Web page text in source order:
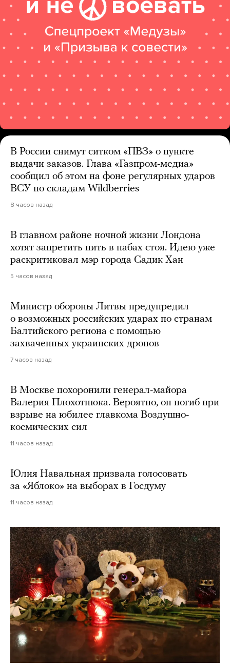
В России снимут ситком «ПВЗ» о пункте
выдачи заказов. Глава «Газпром-медиа»
сообщил об этом на фоне регулярных ударов
ВСУ по складам Wildberries
8 часов назад
В главном районе ночной жизни Лондона
хотят запретить пить в пабах стоя. Идею уже
раскритиковал мэр города Садик Хан
5 часов назад
Министр обороны Литвы предупредил
о возможных российских ударах по странам
Балтийского региона с помощью
захваченных украинских дронов
7 часов назад
В Москве похоронили генерал-майора
Валерия Плохотнюка. Вероятно, он погиб при
взрыве на юбилее главкома Воздушно-
космических сил
11 часов назад
Юлия Навальная призвала голосовать
за «Яблоко» на выборах в Госдуму
11 часов назад